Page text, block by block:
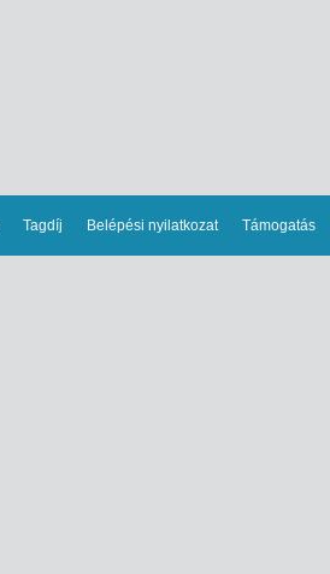
Tagdíj Belépési nyilatkozat Támogatás